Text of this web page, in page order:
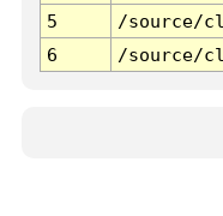
5
/source/
6
/source/